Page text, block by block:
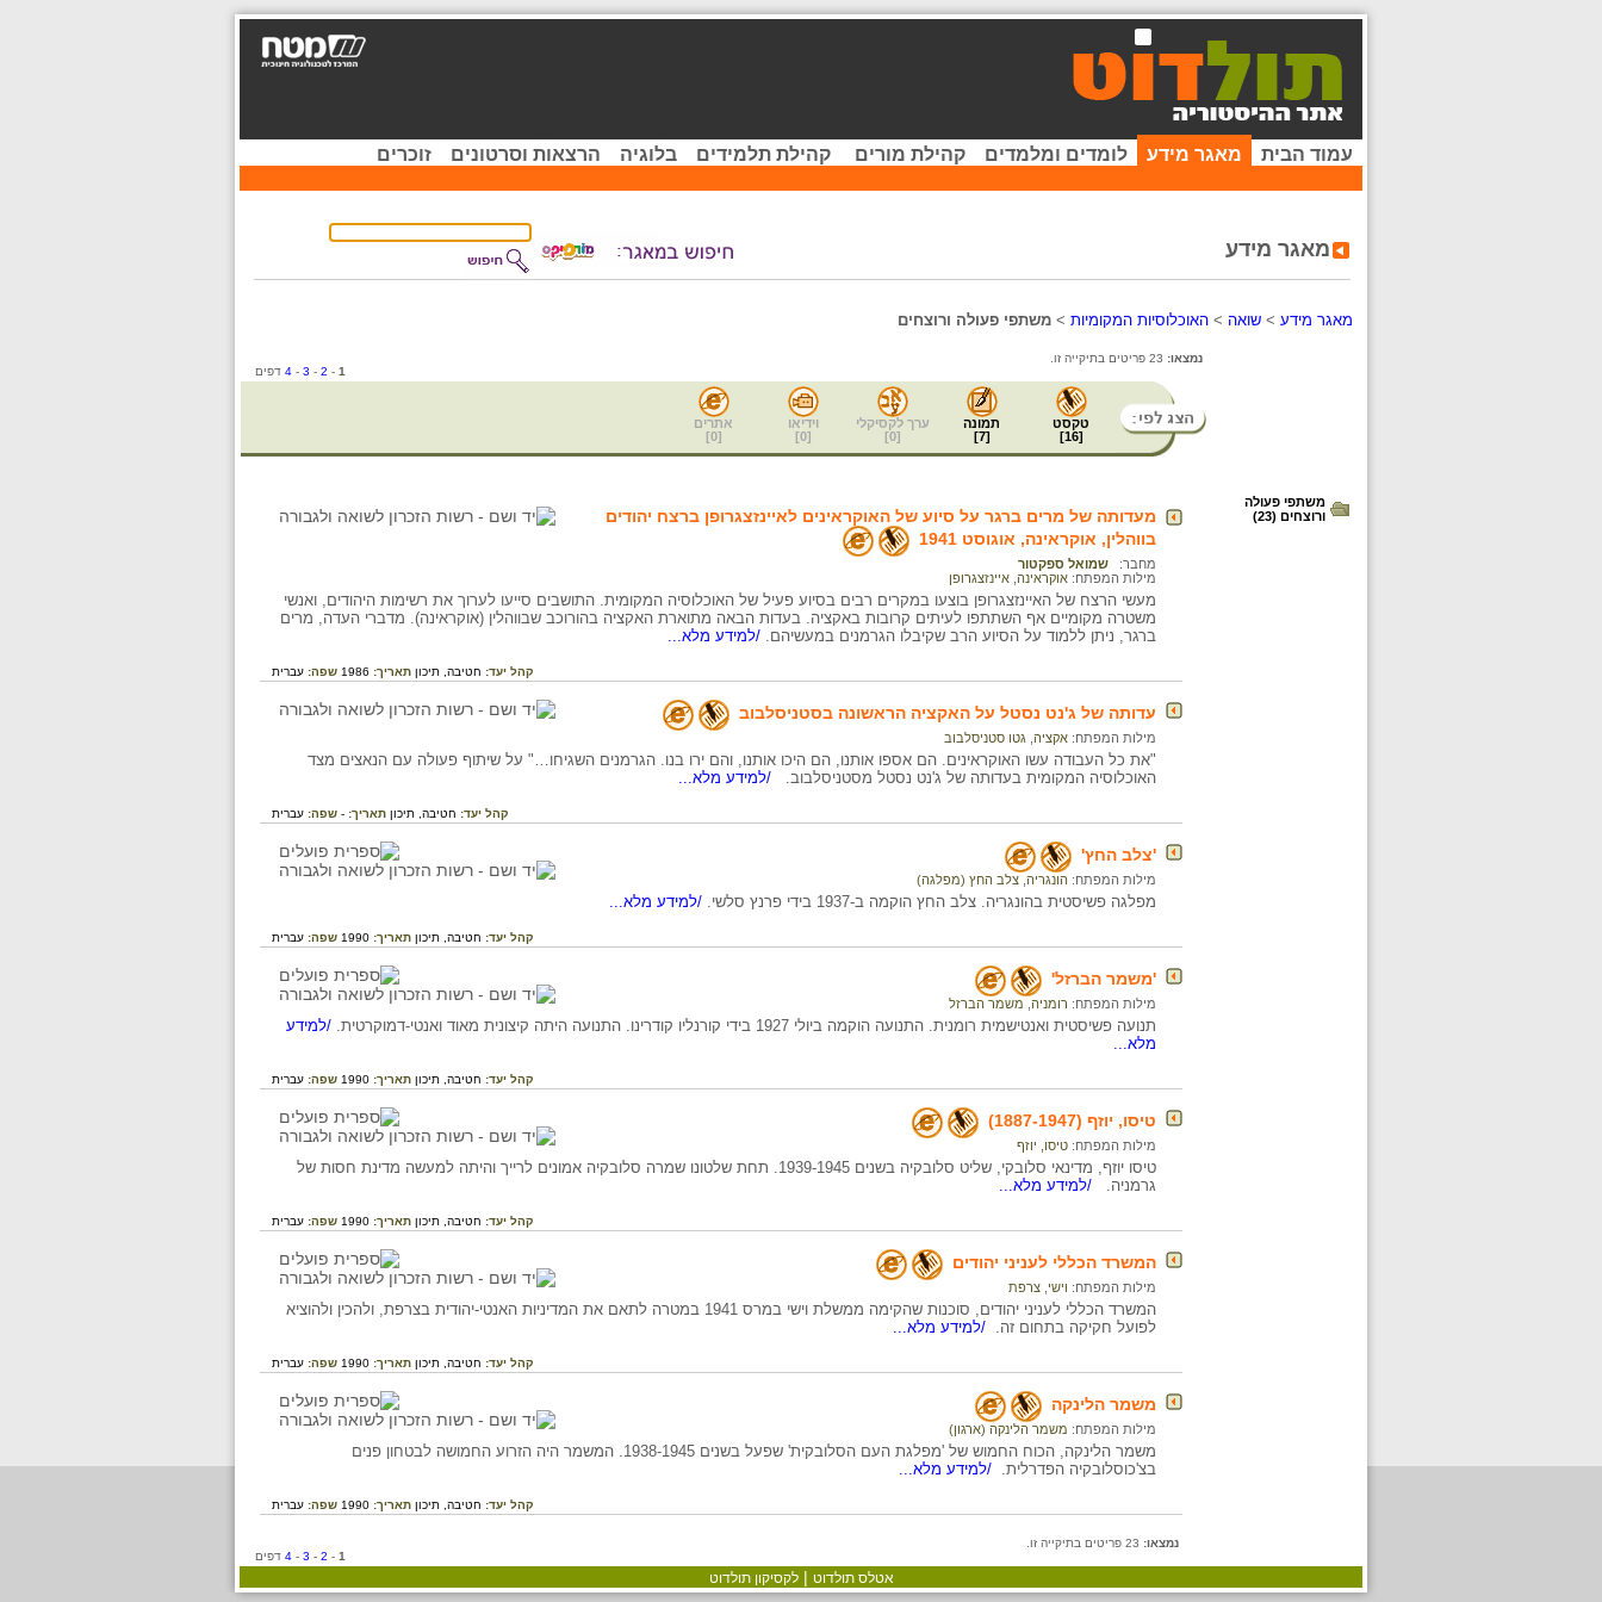
עמוד הבית מאגר מידע לומדים ומלמדים קהילת מורים קהילת תלמידים בלוגיה הרצאות וסרטונים זוכרים
מאגר מידע
מאגר מידע > שואה > האוכלוסיות המקומיות > משתפי פעולה ורוצחים
נמצאו:
1
-
2
-
3
-
4 דפים
טקסט
[
16
]
תמונה
[
7
]
ערך לקסיקלי
[
0
]
וידיאו
[
0
]
אתרים
[
0
]
משתפי פעולה
ורוצחים (23)
מעדותה של מרים ברגר על סיוע של האוקראינים לאיינזצגרופן ברצח יהודים
בווהלין, אוקראינה, אוגוסט 1941
מחבר:
שמואל ספקטור
מילות המפתח: אוקראינה איינזצגרופן
מעשי הרצח של האיינזצגרופן בוצעו במקרים רבים בסיוע פעיל של האוכלוסיה המקומית. התושבים סייעו לערוך את רשימות היהודים, ואנשי
משטרה מקומיים אף השתתפו לעיתים קרובות באקציה. בעדות הבאה מתוארת האקציה בהורוכב שבווהלין (אוקראינה). מדברי העדה, מרים
ברגר, ניתן ללמוד על הסיוע הרב שקיבלו הגרמנים במעשיהם. /למידע מלא...
קהל יעד: חטיבה, תיכון תאריך: 1986 שפה: עברית
עדותה של ג'נט נסטל על האקציה הראשונה בסטניסלבוב
מילות המפתח: אקציה גטו סטניסלבוב
"את כל העבודה עשו האוקראינים. הם אספו אותנו, הם היכו אותנו, והם ירו בנו. הגרמנים השגיחו…" על שיתוף פעולה עם הנאצים מצד
האוכלוסיה המקומית בעדותה של ג'נט נסטל מסטניסלבוב.
/למידע מלא...
קהל יעד: חטיבה, תיכון תאריך: - שפה: עברית
'צלב החץ'
מילות המפתח: הונגריה צלב החץ (מפלגה)
מפלגה פשיסטית בהונגריה. צלב החץ הוקמה ב-1937 בידי פרנץ סלשי. /למידע מלא...
קהל יעד: חטיבה, תיכון תאריך: 1990 שפה: עברית
'משמר הברזל'
מילות המפתח: רומניה משמר הברזל
תנועה פשיסטית ואנטישמית רומנית. התנועה הוקמה ביולי 1927 בידי קורנליו קודרינו. התנועה היתה קיצונית מאוד ואנטי-דמוקרטית.
/למידע
מלא...
קהל יעד: חטיבה, תיכון תאריך: 1990 שפה: עברית
טיסו, יוזף (1887-1947)
מילות המפתח: טיסו, יוזף
טיסו יוזף, מדינאי סלובקי, שליט סלובקיה בשנים 1939-1945. תחת שלטונו שמרה סלובקיה אמונים לרייך והיתה למעשה מדינת חסות של
גרמניה.
/למידע מלא...
קהל יעד: חטיבה, תיכון תאריך: 1990 שפה: עברית
המשרד הכללי לעניני יהודים
מילות המפתח: וישי צרפת
המשרד הכללי לעניני יהודים, סוכנות שהקימה ממשלת וישי במרס 1941 במטרה לתאם את המדיניות האנטי-יהודית בצרפת, ולהכין ולהוציא
לפועל חקיקה בתחום זה. /למידע מלא...
קהל יעד: חטיבה, תיכון תאריך: 1990 שפה: עברית
משמר הלינקה
מילות המפתח: משמר הלינקה (ארגון)
משמר הלינקה, הכוח החמוש של 'מפלגת העם הסלובקית' שפעל בשנים 1938-1945. המשמר היה הזרוע החמושה לבטחון פנים
בצ'כוסלובקיה הפדרלית. /למידע מלא...
קהל יעד: חטיבה, תיכון תאריך: 1990 שפה: עברית
נמצאו:
1
-
2
-
3
-
4 דפים
אטלס תולדוט |לקסיקון תולדוט